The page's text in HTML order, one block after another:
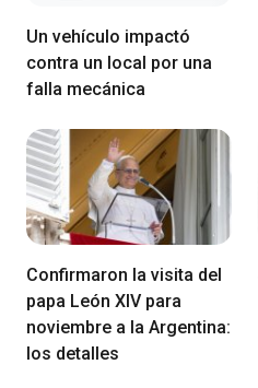
Un vehículo impactó
contra un local por una
falla mecánica
Confirmaron la visita del
papa León XIV para
noviembre a la Argentina:
los detalles